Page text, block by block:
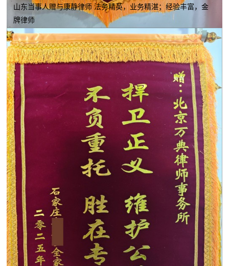
山东当事人赠与康静律师 法务精英，业务精湛；经验丰富，金
牌律师